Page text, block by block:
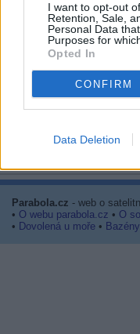
I want to opt-out
Retention, Sale,
Personal Data
Purposes for
Opted In
CONFIRM
Data Deletion
1/1: Badr 4 (26E):
Na freq. 12523/V skončil
1/1: Türksat 4A (42E):
Na freq. 12034/V (SR
1/1: Astra 3B (23,5E):
1/1: Amos 7 (4W):
Parabola.cz - web o
• O webu parabola.cz • O
• Dovolená u moře • Bazény